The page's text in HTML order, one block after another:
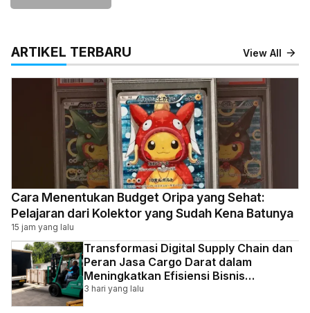
ARTIKEL TERBARU View All
Cara Menentukan Budget Oripa yang Sehat:
Pelajaran dari Kolektor yang Sudah Kena Batunya
15 jam yang lalu
Transformasi Digital Supply Chain dan
Peran Jasa Cargo Darat dalam
Meningkatkan Efisiensi Bisnis
Indonesia
3 hari yang lalu